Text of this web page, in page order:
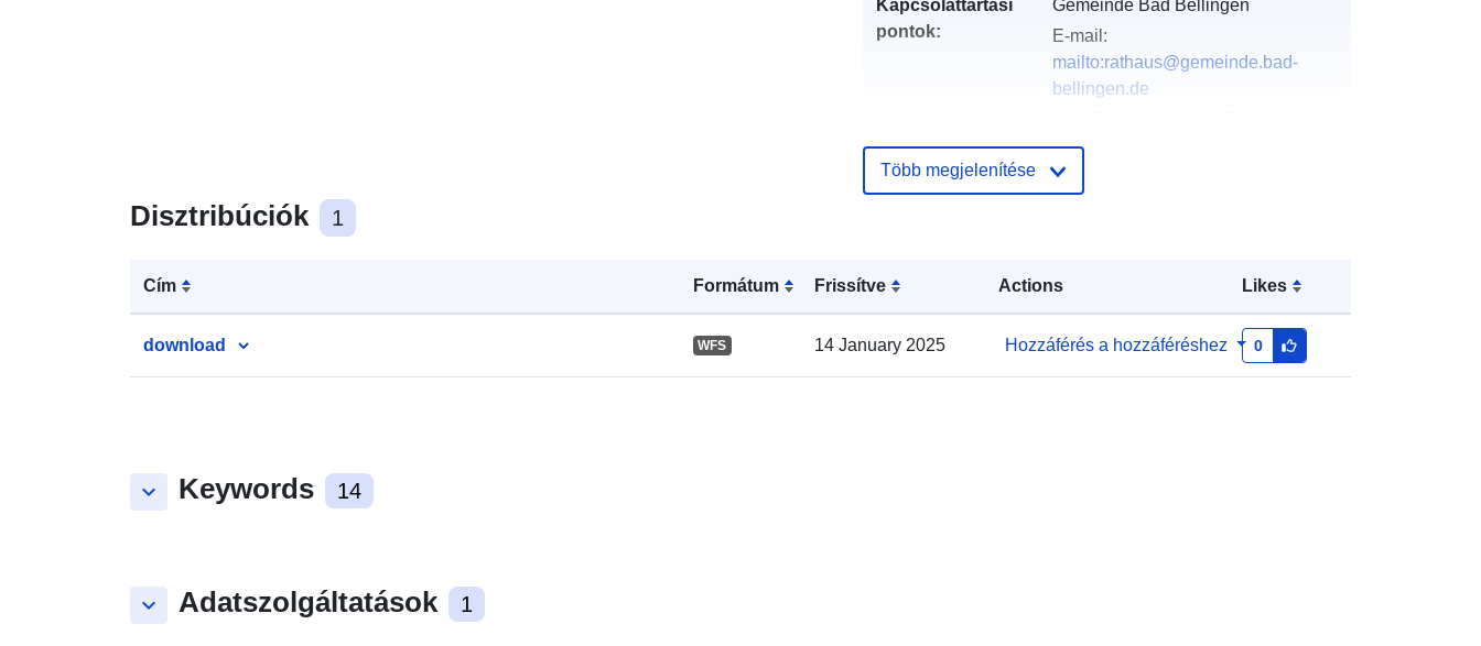
Disztribúciók 1
Cím Formátum Frissítve Actions Likes
download WFS 14 January 2025 Hozzáférés a hozzáféréshez 0
keyboard_arrow_down Keywords 14
keyboard_arrow_down Adatszolgáltatások 1
Kapcsolattartási
pontok:
Gemeinde Bad Bellingen
E-mail:
mailto:rathaus@gemeinde.bad-
bellingen.de
Bellingen, 79415, Deutschland
URL:
nyilvántartás:
21 February 2026
Frissítve: data.europa.eu: 25 July
2026
Több megjelenítése